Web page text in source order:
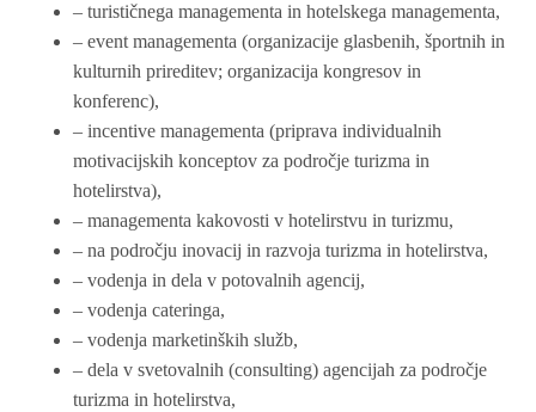
– turističnega managementa in hotelskega managementa,
– event managementa (organizacije glasbenih, športnih in
kulturnih prireditev; organizacija kongresov in
konferenc),
– incentive managementa (priprava individualnih
motivacijskih konceptov za področje turizma in
hotelirstva),
– managementa kakovosti v hotelirstvu in turizmu,
– na področju inovacij in razvoja turizma in hotelirstva,
– vodenja in dela v potovalnih agencij,
– vodenja cateringa,
– vodenja marketinških služb,
– dela v svetovalnih (consulting) agencijah za področje
turizma in hotelirstva,